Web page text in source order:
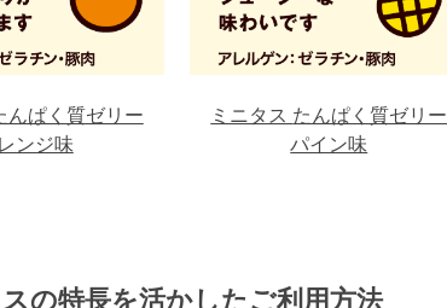
んぱく質ゼリー
ンジ味
ミニタス たんぱく質ゼリー
パイン味
の特長を活かしたご利用方法